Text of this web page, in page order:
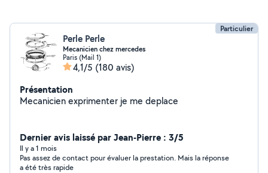
Particulier
Perle Perle
Mecanicien chez mercedes
Paris (Mail 1)
4,1/5 (180 avis)
Présentation
Mecanicien exprimenter je me deplace
Dernier avis laissé par Jean-Pierre : 3/5
Il y a 1 mois
Pas assez de contact pour évaluer la prestation. Mais la réponse
a été très rapide